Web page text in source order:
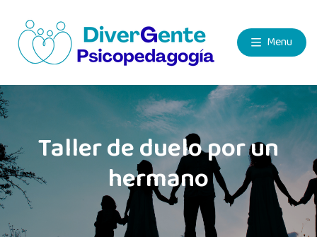
Menu
Taller de duelo por un
hermano